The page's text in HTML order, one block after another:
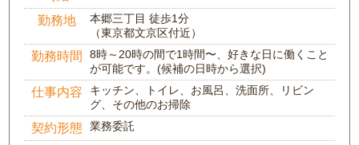
勤務地
本郷三丁目 徒歩1分
（東京都文京区付近）
勤務時間
8時～20時の間で1時間〜、好きな日に働くこと
が可能です。(候補の日時から選択)
仕事内容
キッチン、トイレ、お風呂、洗面所、リビン
グ、その他のお掃除
契約形態 業務委託